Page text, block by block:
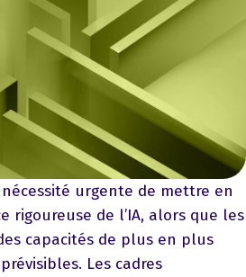
urgente de mettre en
rigoureuse de l’IA, alors que les
capacités de plus en plus
Les cadres